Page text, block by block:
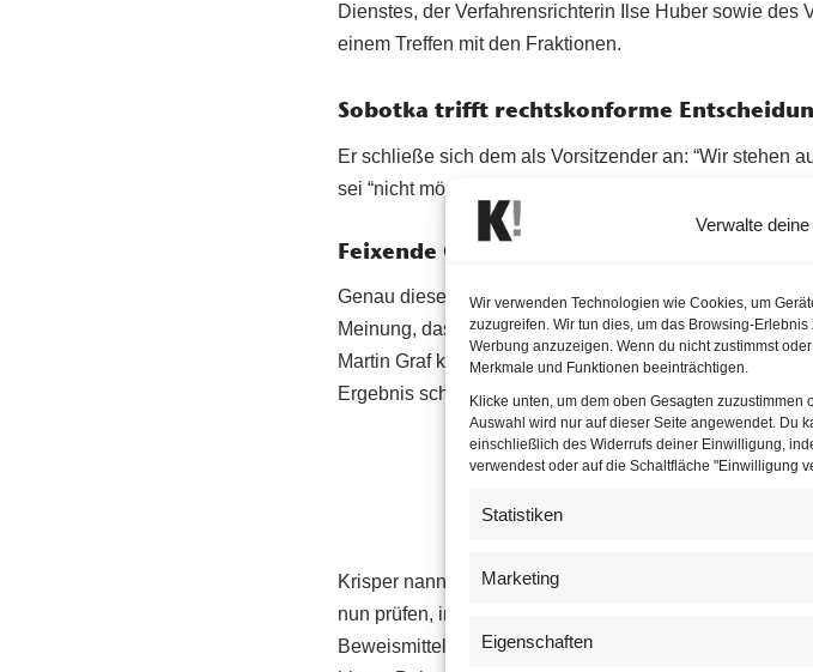
Verwalte
Wir verwenden Technologien wie Cookies, um
zuzugreifen. Wir tun dies, um das Browsing-
Werbung anzuzeigen. Wenn du nicht zustimmst
Merkmale und Funktionen beeinträchtigen.
Klicke unten, um dem oben Gesagten
Auswahl wird nur auf dieser Seite angewendet. Du
einschließlich des Widerrufs deiner Einwilligung,
verwendest oder auf die Schaltfläche "Einwilligung
Statistiken
Marketing
Eigenschaften
Dienstes, der Verfahrensrichterin Ilse Huber sowie des
einem Treffen mit den Fraktionen.
Sobotka trifft rechtskonforme
Er schließe sich dem als Vorsitzender an: “Wir stehen
sei “nicht möglich” einfach so Beweismittel von Dritten
Feixende Opposition
Genau diese Ansicht teilen die anderen Fraktionen
Meinung, dass die Verfahrensordnung diese
Martin Graf keinen Vertreter zu “der informellen
Ergebnis schon vorher”, feixte Graf.
Krisper nannte die Entscheidung “völlig unlogisch”
nun prüfen, inwieweit es möglich sei, dass sie das
Beweismittel vorzulegen. “Wenn es da liegt, wird man